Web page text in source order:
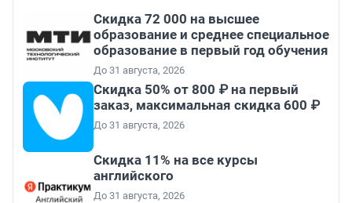
Скидка 72 000 на высшее
образование и среднее специальное
образование в первый год обучения
До 31 августа, 2026
Скидка 50% от 800 ₽ на первый
заказ, максимальная скидка 600 ₽
До 31 августа, 2026
Скидка 11% на все курсы
английского
До 31 августа, 2026